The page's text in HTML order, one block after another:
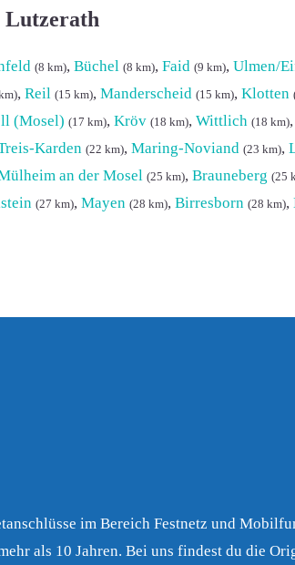
Lutzerath
(8 km), Büchel (8 km), Faid (9 km), Ulmen/
, Reil (15 km), Manderscheid (15 km), Klotten
(Mosel) (17 km), Kröv (18 km), Wittlich (18 km),
Karden (22 km), Maring-Noviand (23 km),
an der Mosel (25 km), Brauneberg (25
(27 km), Mayen (28 km), Birresborn (28 km),
im Bereich Festnetz und
als 10 Jahren. Bei uns findest du die